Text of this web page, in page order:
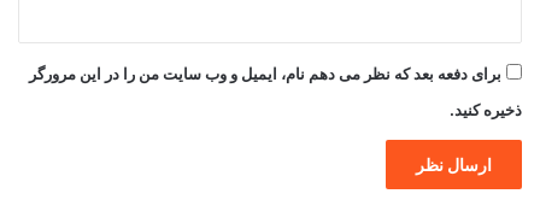
برای دفعه بعد که نظر می دهم نام، ایمیل و وب سایت من را در این مرورگر
ذخیره کنید.